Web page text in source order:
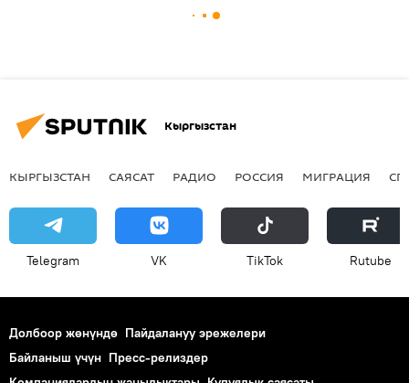
Кыргызстан
КЫРГЫЗСТАН САЯСАТ РАДИО РОССИЯ МИГРАЦИЯ
Telegram VK ТikТоk Rutube
Долбоор жөнүндө Пайдалануу эрежелери
Байланыш үчүн Пресс-релиздер